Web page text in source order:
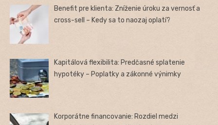
Benefit pre klienta: Zníženie úroku za vernosť a
cross-sell – Kedy sa to naozaj oplatí?
Kapitálová flexibilita: Predčasné splatenie
hypotéky – Poplatky a zákonné výnimky
Korporátne financovanie: Rozdiel medzi